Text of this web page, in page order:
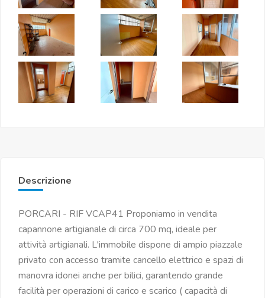
Descrizione
PORCARI - RIF VCAP41 Proponiamo in vendita
capannone artigianale di circa 700 mq, ideale per
attività artigianali. L'immobile dispone di ampio piazzale
privato con accesso tramite cancello elettrico e spazi di
manovra idonei anche per bilici, garantendo grande
facilità per operazioni di carico e scarico ( capacità di